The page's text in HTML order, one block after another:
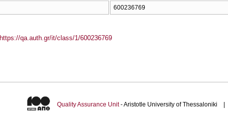
600236769
https://qa.auth.gr/it/class/1/600236769
Quality Assurance Unit- Aristotle University of Thessaloniki |